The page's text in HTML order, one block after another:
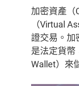
加密資產（
（Virtual
證交易。加
是法定貨幣
Wallet）來